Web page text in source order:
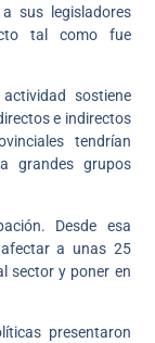
sus legisladores
tal como fue
sostiene
e indirectos
tendrían
grandes grupos
Desde esa
a unas 25
sector y poner en
presentaron